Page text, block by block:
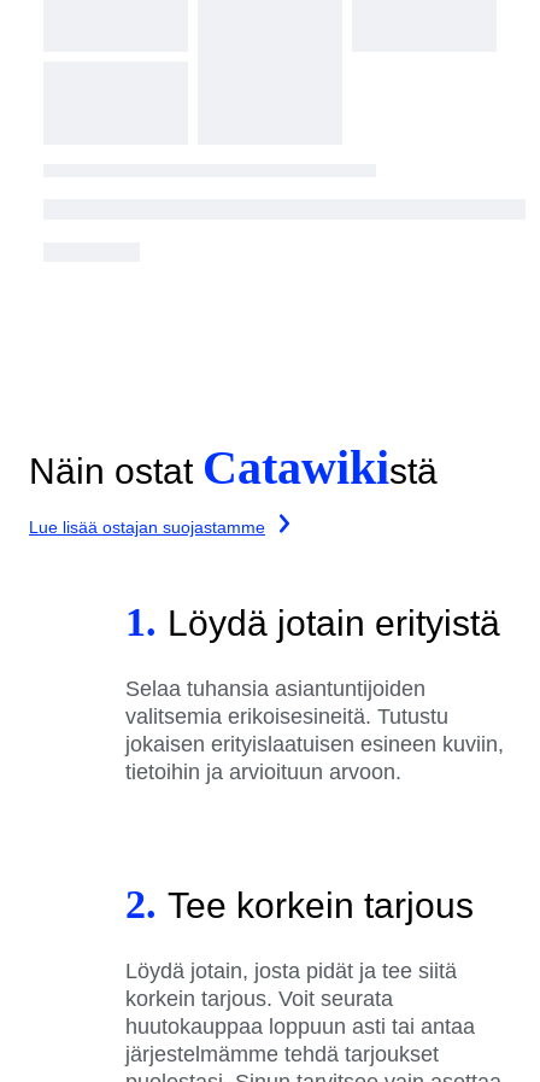
Näin ostat Catawikistä
Lue lisää ostajan suojastamme
1. Löydä jotain erityistä
Selaa tuhansia asiantuntijoiden
valitsemia erikoisesineitä. Tutustu
jokaisen erityislaatuisen esineen kuviin,
tietoihin ja arvioituun arvoon.
2. Tee korkein tarjous
Löydä jotain, josta pidät ja tee siitä
korkein tarjous. Voit seurata
huutokauppaa loppuun asti tai antaa
järjestelmämme tehdä tarjoukset